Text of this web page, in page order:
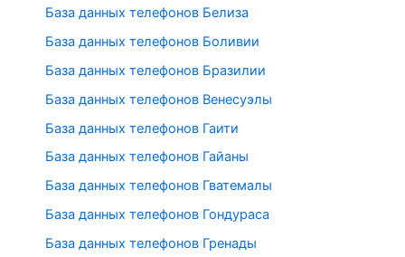
База данных телефонов Белиза
База данных телефонов Боливии
База данных телефонов Бразилии
База данных телефонов Венесуэлы
База данных телефонов Гаити
База данных телефонов Гайаны
База данных телефонов Гватемалы
База данных телефонов Гондураса
База данных телефонов Гренады